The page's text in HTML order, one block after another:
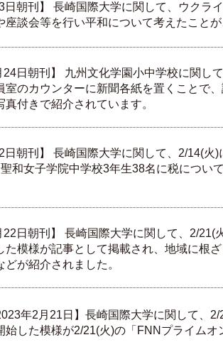
日朝刊】 長崎国際大学に関して、ウクラ
談会等を行い平和について考えたこと
24日朝刊】 九州文化学園小中学校に関
室のカウンターに新聞各紙を置くことで
付きで紹介されています。
日朝刊】 長崎国際大学に関して、2/14(
和女子学院中学校3年生38名に税につい
22日朝刊】 長崎国際大学に関して、2/
た模様が記事として掲載され、地域に根
が紹介されました。
年2月21日】長崎国際大学に関して、
した模様が2/21(火)の「FNNプライムオ